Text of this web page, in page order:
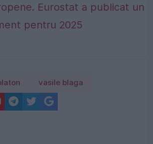
Eurostat a publicat un
pentru 2025
vasile blaga